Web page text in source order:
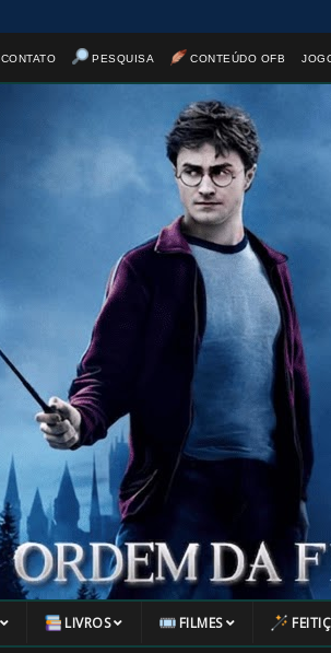
CONTATO PESQUISA CONTEÚDO OFB
LIVROS FILMES